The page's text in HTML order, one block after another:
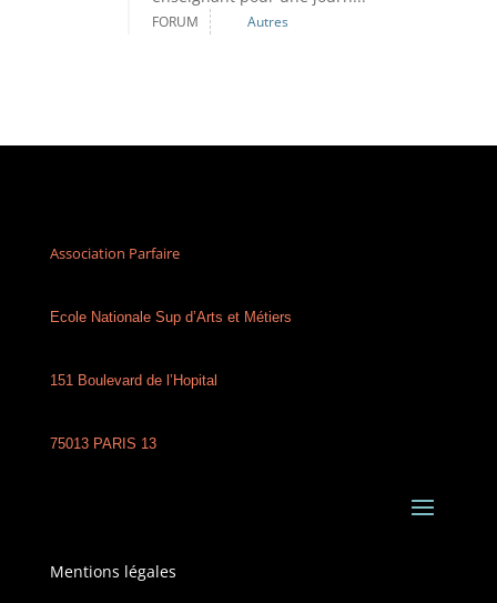
FORUM Autres
Association Parfaire
Ecole Nationale Sup d’Arts et Métiers
151 Boulevard de l’Hopital
75013 PARIS 13
Mentions légales